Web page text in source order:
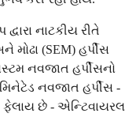
નાટકીય રીતે
(SEM) હર્પીસ
નવજાત હર્પીસનો
નવજાત હર્પીસ -
છે - એન્ટિવાયરલ